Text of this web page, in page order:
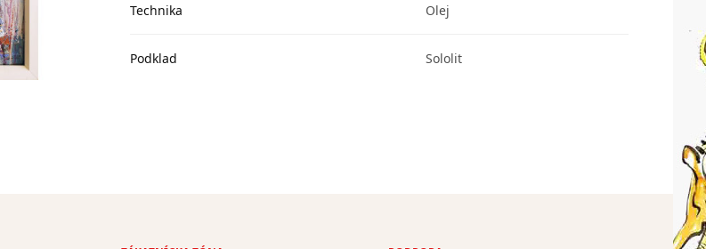
Technika Olej
Podklad Sololit